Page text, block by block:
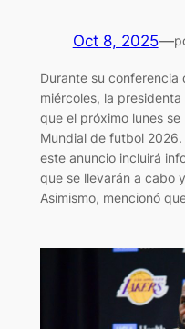
Oct 8, 2025—
Durante su conferencia
miércoles, la
que el próximo lunes
Mundial de futbol
este anuncio incluirá
que se llevarán a cabo
Asimismo, mencionó